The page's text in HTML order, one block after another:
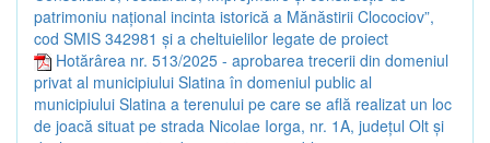
patrimoniu național incinta istorică a Mănăstirii Clocociov”,
cod SMIS 342981 și a cheltuielilor legate de proiect
Hotărârea nr. 513/2025 - aprobarea trecerii din domeniul
privat al municipiului Slatina în domeniul public al
municipiului Slatina a terenului pe care se află realizat un loc
de joacă situat pe strada Nicolae Iorga, nr. 1A, județul Olt și